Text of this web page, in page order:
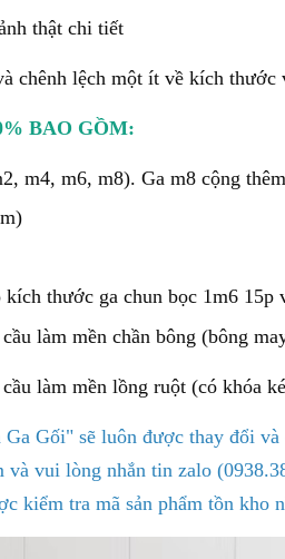
thật chi tiết
chênh lệch một ít về kích
BAO GỒM:
m4, m6, m8). Ga m8 cộng
thước ga chun bọc 1m6 15p
làm mền chần bông (bông
làm mền lồng ruột (có khóa
Gối" sẽ luôn được thay đổi
và vui lòng nhắn tin zalo
kiểm tra mã sản phẩm tồn kho